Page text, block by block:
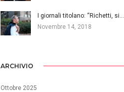
I giornali titolano: “Richetti, si…
Novembre 14, 2018
ARCHIVIO
Ottobre 2025